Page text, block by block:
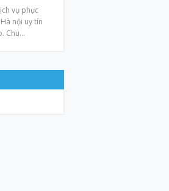
vụ phục
nội uy tín
Chu…